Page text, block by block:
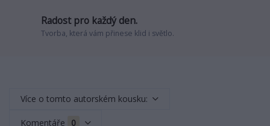
Radost pro každý den.
Tvorba, která vám přinese klid i světlo.
Více o tomto autorském kousku:
Komentáře 0